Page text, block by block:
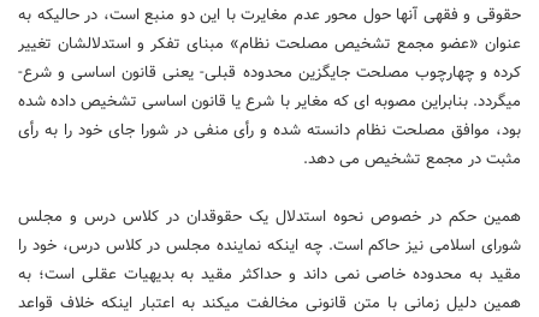
حقوقی و فقهی آنها حول محور عدم مغایرت با این دو منبع است، در حالیکه به
عنوان «عضو مجمع تشخیص مصلحت نظام» مبنای تفکر و استدلالشان تغییر
کرده و چهارچوب مصلحت جایگزین محدوده قبلی- یعنی قانون اساسی و شرع-
می‏گردد. بنابراین مصوبه‏ ای که مغایر با شرع یا قانون اساسی تشخیص داده شده
بود، موافق مصلحت نظام دانسته شده و رأی منفی در شورا جای خود را به رأی
مثبت در مجمع تشخیص می‏ دهد.
همین حکم در خصوص نحوه استدلال یک حقوقدان در کلاس درس و مجلس
شورای اسلامی نیز حاکم است. چه اینکه نماینده مجلس در کلاس درس، خود را
مقید به محدوده خاصی نمی‏ داند و حداکثر مقید به بدیهیات عقلی است؛ به
همین دلیل زمانی با متن قانونی مخالفت می‏کند به اعتبار اینکه خلاف قواعد